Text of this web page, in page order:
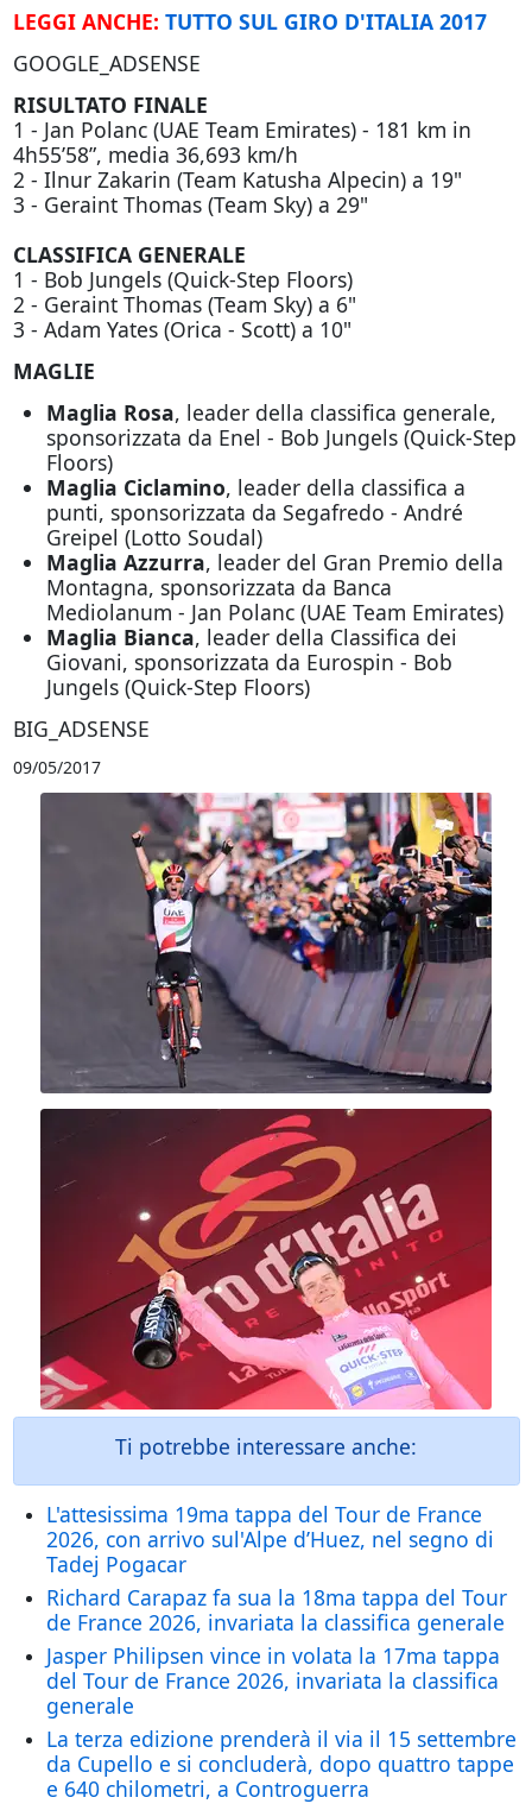
LEGGI ANCHE: TUTTO SUL GIRO D'ITALIA 2017
GOOGLE_ADSENSE
RISULTATO FINALE
1 - Jan Polanc (UAE Team Emirates) - 181 km in
4h55’58”, media 36,693 km/h
2 - Ilnur Zakarin (Team Katusha Alpecin) a 19"
3 - Geraint Thomas (Team Sky) a 29"
CLASSIFICA GENERALE
1 - Bob Jungels (Quick-Step Floors)
2 - Geraint Thomas (Team Sky) a 6"
3 - Adam Yates (Orica - Scott) a 10"
MAGLIE
Maglia Rosa, leader della classifica generale,
sponsorizzata da Enel - Bob Jungels (Quick-Step
Floors)
Maglia Ciclamino, leader della classifica a
punti, sponsorizzata da Segafredo - André
Greipel (Lotto Soudal)
Maglia Azzurra, leader del Gran Premio della
Montagna, sponsorizzata da Banca
Mediolanum - Jan Polanc (UAE Team Emirates)
Maglia Bianca, leader della Classifica dei
Giovani, sponsorizzata da Eurospin - Bob
Jungels (Quick-Step Floors)
BIG_ADSENSE
09/05/2017
Ti potrebbe interessare anche:
L'attesissima 19ma tappa del Tour de France
2026, con arrivo sul'Alpe d’Huez, nel segno di
Tadej Pogacar
Richard Carapaz fa sua la 18ma tappa del Tour
de France 2026, invariata la classifica generale
Jasper Philipsen vince in volata la 17ma tappa
del Tour de France 2026, invariata la classifica
generale
La terza edizione prenderà il via il 15 settembre
da Cupello e si concluderà, dopo quattro tappe
e 640 chilometri, a Controguerra